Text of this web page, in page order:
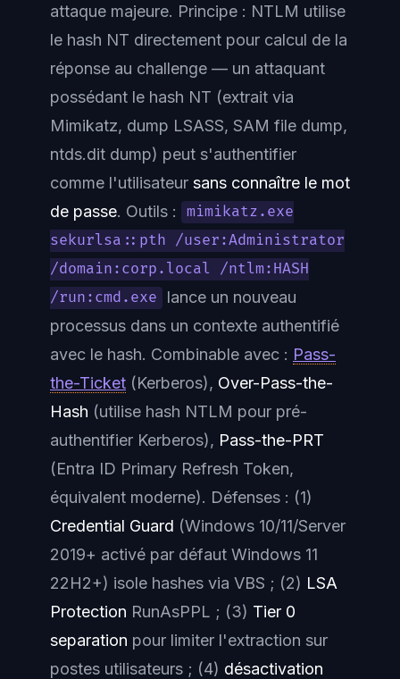
attaque majeure. Principe : NTLM utilise
le hash NT directement pour calcul de la
réponse au challenge — un attaquant
possédant le hash NT (extrait via
Mimikatz, dump LSASS, SAM file dump,
ntds.dit dump) peut s'authentifier
comme l'utilisateur sans connaître le mot
de passe. Outils :
mimikatz.exe
sekurlsa::pth /user:Administrator
/domain:corp.local /ntlm:HASH
/run:cmd.exe
lance un nouveau
processus dans un contexte authentifié
avec le hash. Combinable avec : Pass-
the-Ticket (Kerberos), Over-Pass-the-
Hash (utilise hash NTLM pour pré-
authentifier Kerberos), Pass-the-PRT
(Entra ID Primary Refresh Token,
équivalent moderne). Défenses : (1)
Credential Guard (Windows 10/11/Server
2019+ activé par défaut Windows 11
22H2+) isole hashes via VBS ; (2) LSA
Protection RunAsPPL ; (3) Tier 0
separation pour limiter l'extraction sur
postes utilisateurs ; (4) désactivation